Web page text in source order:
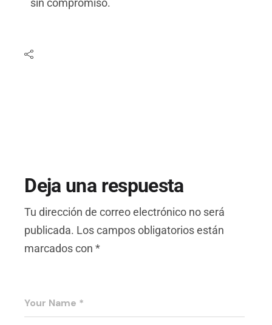
sin compromiso.
Deja una respuesta
Tu dirección de correo electrónico no será
publicada. Los campos obligatorios están
marcados con*